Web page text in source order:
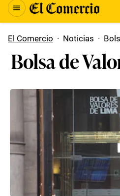
El Comercio · Noticias ·
Bolsa de